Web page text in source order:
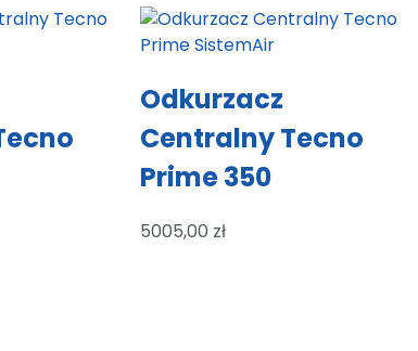
Odkurzacz
Centralny Tecno
Prime 350
5005,00 zł